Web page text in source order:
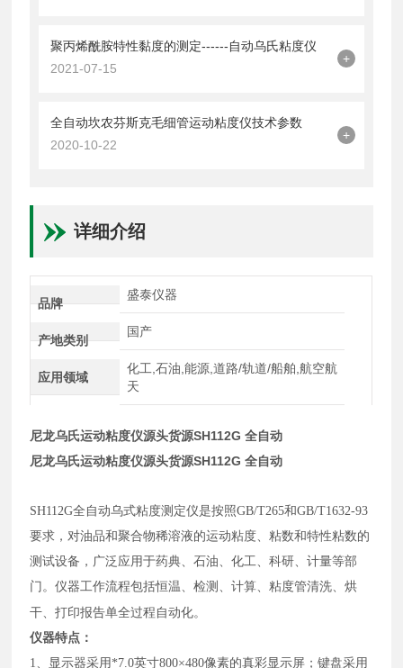
聚丙烯酰胺特性黏度的测定------自动乌氏粘度仪
2021-07-15
+
全自动坎农芬斯克毛细管运动粘度仪技术参数
2020-10-22
+
详细介绍
品牌
盛泰仪器
产地类别
国产
应用领域
化工,石油,能源,道路/轨道/船舶,航空航
天
尼龙乌氏运动粘度仪源头货源SH112G 全自动
尼龙乌氏运动粘度仪源头货源SH112G 全自动
SH112G全 自动乌式粘度测定仪是按照GB/T265和GB/T1632-93
要求，对油品和聚合物稀溶液的运动粘度、粘数和特性粘数的
测试设备，广泛应用于药典、石油、化工、科研、计量等部
门。仪器工作流程包括恒温、检测、计算、粘度管清洗、烘
干、打印报告单全过程自动化。
仪器特点：
1、显示器采用*7.0英寸800×480像素的真彩显示屏；键盘采用